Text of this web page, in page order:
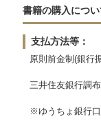
書籍の購入につい
支払方法等：
原則前金制(銀行
三井住友銀行
※ゆうちょ銀行口